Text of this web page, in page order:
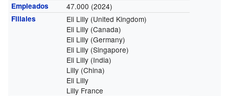
Empleados 47.000 (2024)
Filiales
Eli Lilly (United Kingdom)
Eli Lilly (Canada)
Eli Lilly (Germany)
Eli Lilly (Singapore)
Eli Lilly (India)
Lilly (China)
Eli Lilly
Lilly France